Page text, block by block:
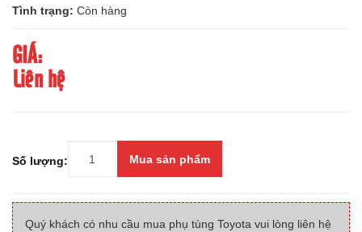
Tình trạng: Còn hàng
GIÁ:
Liên hệ
Số lượng: Mua sản phẩm
Quý khách có nhu cầu mua phụ tùng Toyota vui lòng liên hệ